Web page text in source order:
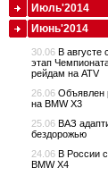
Июль'2014
Июнь'2014
30.06 В августе
этап
рейдам на ATV
26.06 Объявлен
на BMW X3
25.06 ВАЗ
бездорожью
24.06 В России
BMW X4